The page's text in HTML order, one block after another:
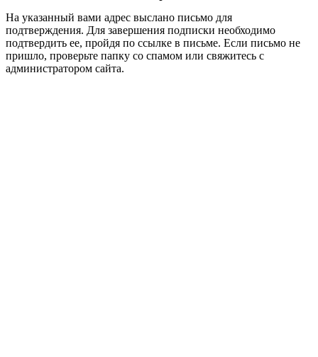
На указанный вами адрес выслано письмо для
подтверждения. Для завершения подписки необходимо
подтвердить ее, пройдя по ссылке в письме. Если письмо не
пришло, проверьте папку со спамом или свяжитесь с
администратором сайта.